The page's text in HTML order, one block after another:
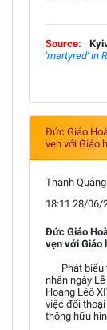
Source:
'martyred' in
Đức Giáo
vẹn với Giáo
Thanh
18:11 28/06/
Đức Giáo
vẹn với Giáo
Phát
nhân ngày
Hoàng Lêô
việc đối
thông hữu